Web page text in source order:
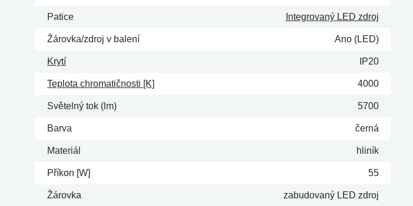
Patice Integrovaný LED zdroj
Žárovka/zdroj v balení Ano (LED)
Krytí IP20
Teplota chromatičnosti [K] 4000
Světelný tok (lm) 5700
Barva černá
Materiál hliník
Příkon [W] 55
Žárovka zabudovaný LED zdroj